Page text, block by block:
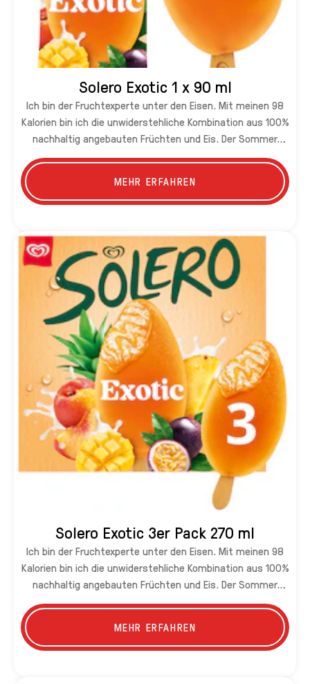
Solero Exotic 1 x 90 ml
Ich bin der Fruchtexperte unter den Eisen. Mit meinen 98
Kalorien bin ich die unwiderstehliche Kombination aus 100%
nachhaltig angebauten Früchten und Eis. Der Sommer
kann kommen!
MEHR ERFAHREN
Solero Exotic 3er Pack 270 ml
Ich bin der Fruchtexperte unter den Eisen. Mit meinen 98
Kalorien bin ich die unwiderstehliche Kombination aus 100%
nachhaltig angebauten Früchten und Eis. Der Sommer
kann kommen!
MEHR ERFAHREN